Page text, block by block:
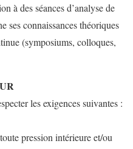
à des séances d’analyse de
ses connaissances théoriques
(symposiums, colloques,
les exigences suivantes :
pression intérieure et/ou